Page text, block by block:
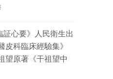
心要》人民衛生出
皮科臨床經驗集》
望原著《干祖望中